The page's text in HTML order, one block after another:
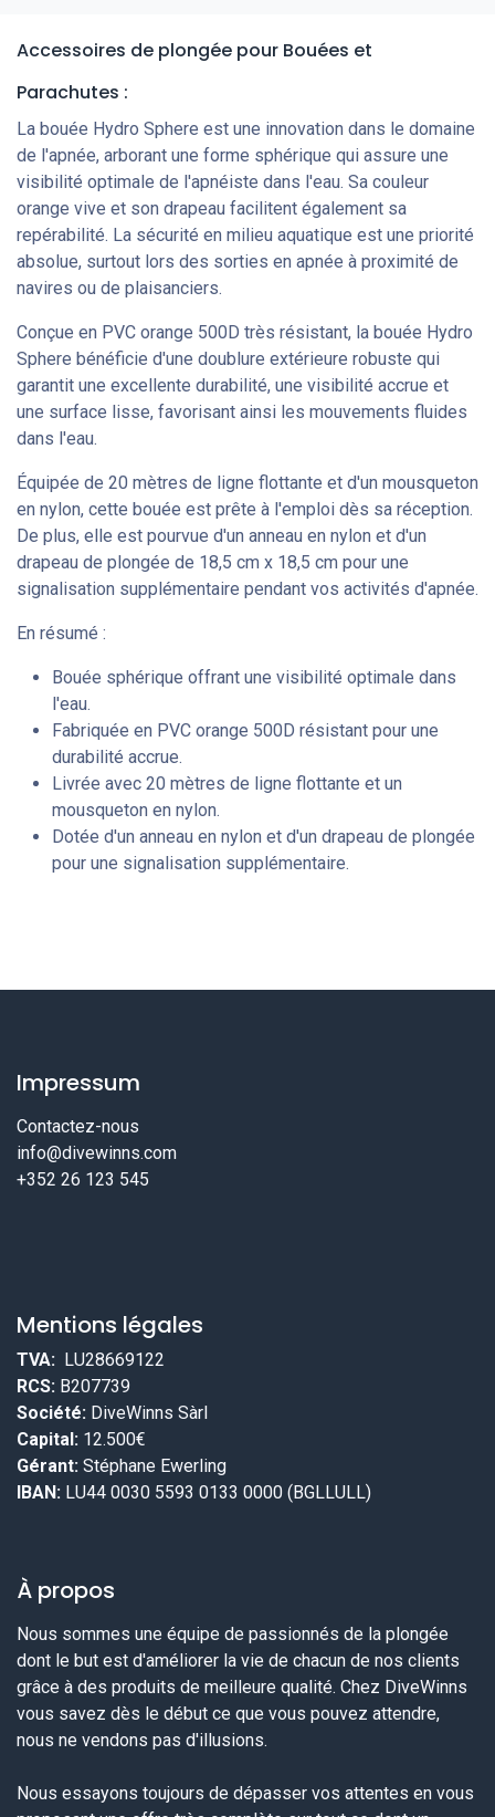
Accessoires de plongée pour Bouées et
Parachutes :
La bouée Hydro Sphere est une innovation dans le domaine
de l'apnée, arborant une forme sphérique qui assure une
visibilité optimale de l'apnéiste dans l'eau. Sa couleur
orange vive et son drapeau facilitent également sa
repérabilité. La sécurité en milieu aquatique est une priorité
absolue, surtout lors des sorties en apnée à proximité de
navires ou de plaisanciers.
Conçue en PVC orange 500D très résistant, la bouée Hydro
Sphere bénéficie d'une doublure extérieure robuste qui
garantit une excellente durabilité, une visibilité accrue et
une surface lisse, favorisant ainsi les mouvements fluides
dans l'eau.
Équipée de 20 mètres de ligne flottante et d'un mousqueton
en nylon, cette bouée est prête à l'emploi dès sa réception.
De plus, elle est pourvue d'un anneau en nylon et d'un
drapeau de plongée de 18,5 cm x 18,5 cm pour une
signalisation supplémentaire pendant vos activités d'apnée.
En résumé :
Bouée sphérique offrant une visibilité optimale dans
l'eau.
Fabriquée en PVC orange 500D résistant pour une
durabilité accrue.
Livrée avec 20 mètres de ligne flottante et un
mousqueton en nylon.
Dotée d'un anneau en nylon et d'un drapeau de plongée
pour une signalisation supplémentaire.
Impressum
Contactez-nous
info@divewinns.com
+352 26 123 545
Mentions légales
TVA: LU28669122
RCS: B207739
Société: DiveWinns Sàrl
Capital: 12.500€
Gérant: Stéphane Ewerling
IBAN: LU44 0030 5593 0133 0000 (BGLLULL)
À propos
Nous sommes une équipe de passionnés de la plongée
dont le but est d'améliorer la vie de chacun de nos clients
grâce à des produits de meilleure qualité. Chez DiveWinns
vous savez dès le début ce que vous pouvez attendre,
nous ne vendons pas d'illusions.
Nous essayons toujours de dépasser vos attentes en vous